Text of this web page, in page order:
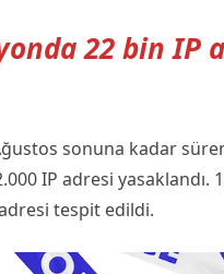
22 bin IP
sonuna kadar
IP adresi
tespit edildi.